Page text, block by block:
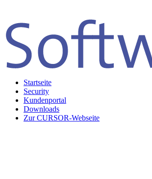
Startseite
Security
Kundenportal
Downloads
Zur CURSOR-Webseite